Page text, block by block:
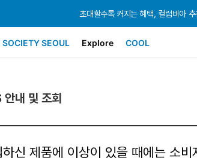
초대할수록 커지는 혜택, 컬럼비아
초대할수록 커지는 혜택, 컬럼비아
초대할수록 커지는 혜택, 컬럼비아
SOCIETY SEOUL Explore COOL
내 및 조회
하신 제품에 이상이 있을 때에는 소